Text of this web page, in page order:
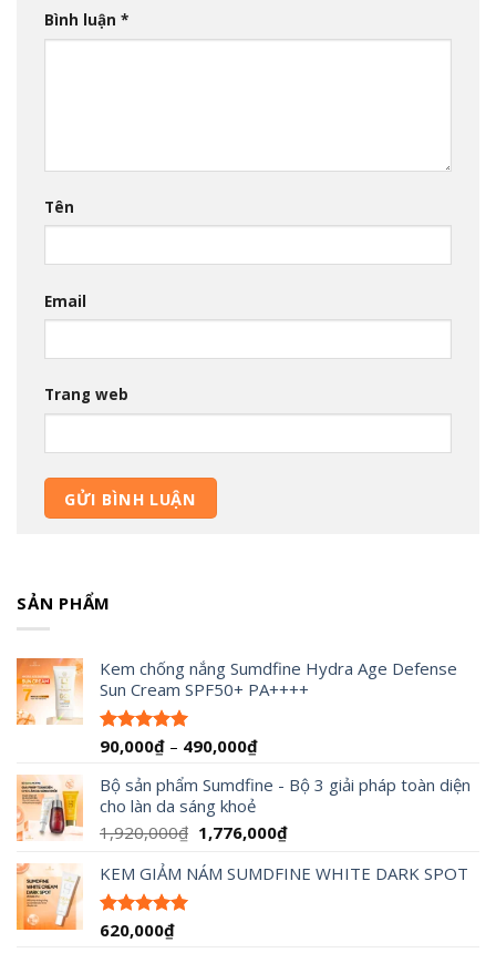
Bình luận *
Tên
Email
Trang web
SẢN PHẨM
Kem chống nắng Sumdfine Hydra Age Defense
Sun Cream SPF50+ PA++++
Được xếp
5 sao
90,000₫ – 490,000₫Khoảng
từ
đến
490,000₫
Bộ sản phẩm Sumdfine - Bộ 3 giải pháp toàn diện
cho làn da sáng khoẻ
1,920,000₫ Giá
là:
1,776,000₫Giá
tại
KEM GIẢM NÁM SUMDFINE WHITE DARK SPOT
Được xếp
620,000₫